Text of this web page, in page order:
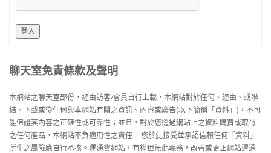
登入
聊天室免責條款及聲明
本網站之聊天室部份，經由訪客/會員自行上載，本網站對於任何、經由、或聯
結、下載或從任何與本網站有關之資訊、內容或廣告(以下簡稱「資料」)，不可
能保證其內容之正確性或可靠性；並且，對於您透過網站上之資料購買或取得
之任何産品，本網站不負適用性之責任。 您於此接受並承認信賴任何「資料」
所生之風險應自行承擔。運通寶網站，有權但無此義務，改善或更正網站運通